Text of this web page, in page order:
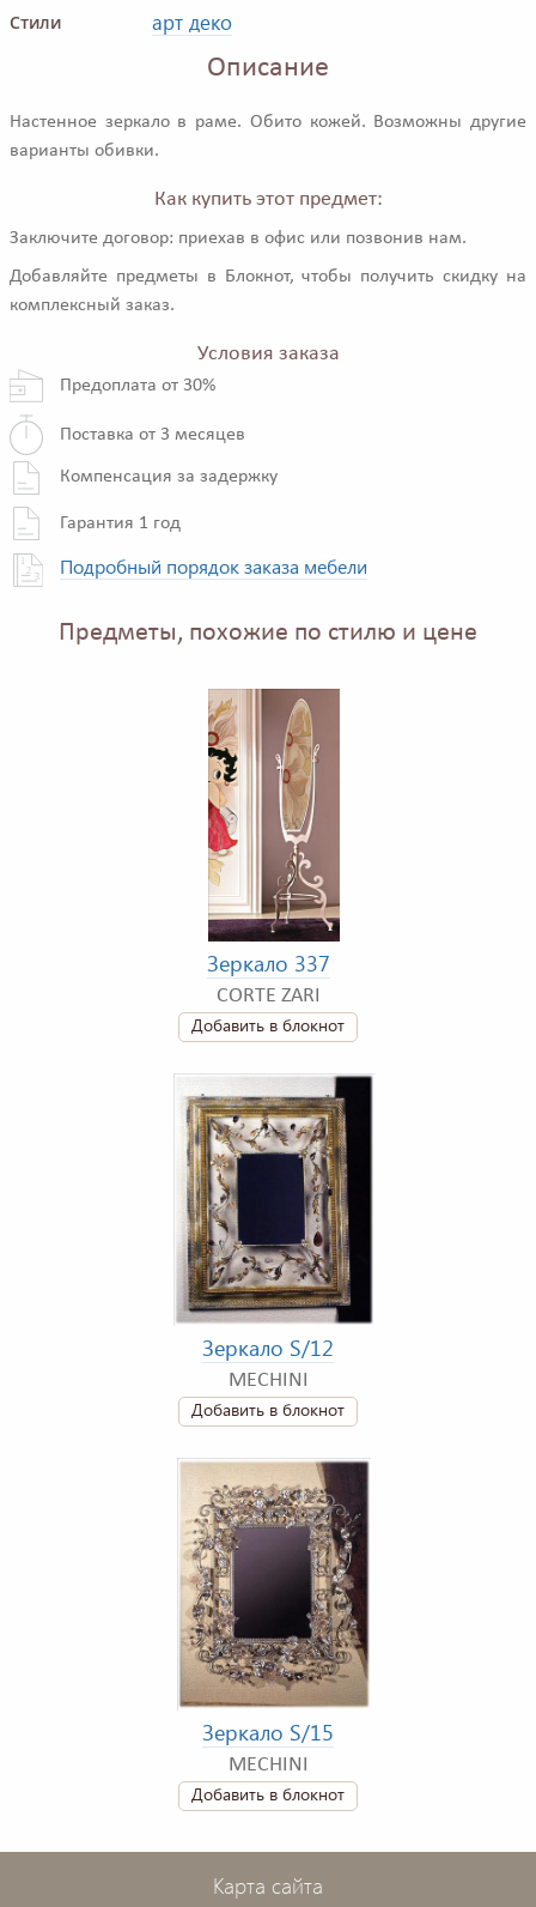
Стили арт деко
Описание
Настенное зеркало в раме. Обито кожей. Возможны другие
варианты обивки.
Как купить этот предмет:
Заключите договор: приехав в офис или позвонив нам.
Добавляйте предметы в Блокнот, чтобы получить скидку на
комплексный заказ.
Условия заказа
Предоплата от 30%
Поставка от 3 месяцев
Компенсация за задержку
Гарантия 1 год
Подробный порядок заказа мебели
Предметы, похожие по стилю и цене
Зеркало 337
CORTE ZARI
Добавить в блокнот
Зеркало S/12
MECHINI
Добавить в блокнот
Зеркало S/15
MECHINI
Добавить в блокнот
Карта сайта